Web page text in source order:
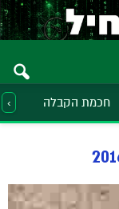
חכמת הקבלה ‹